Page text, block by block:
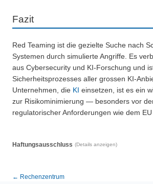
Fazit
Red Teaming ist die gezielte Suche nach
Systemen durch simulierte Angriffe. Es
aus Cybersecurity und KI-Forschung und
Sicherheitsprozesses aller grossen KI-
Unternehmen, die KI einsetzen, ist es ein
zur Risikominimierung — besonders vor
regulatorischer Anforderungen wie dem EU
Haftungsausschluss (Details anzeigen)
← Rechenzentrum